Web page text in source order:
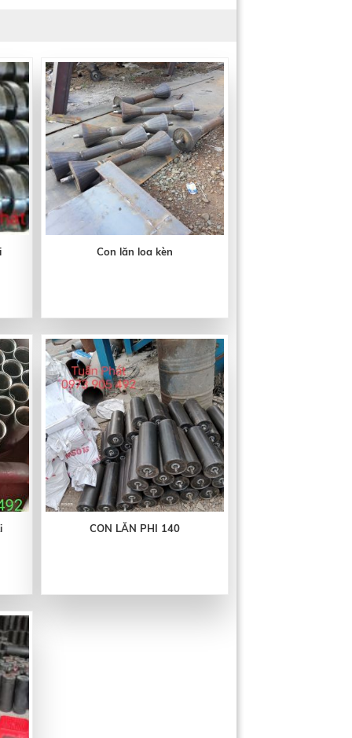
Con lăn loa kèn
CON LĂN PHI 140